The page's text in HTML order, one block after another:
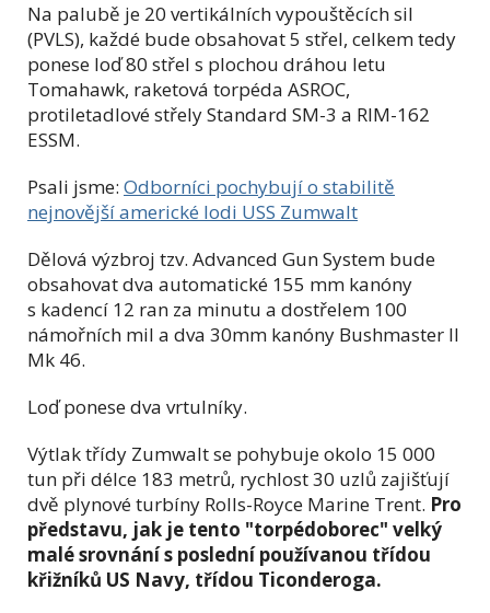
Na palubě je 20 vertikálních vypouštěcích sil
(PVLS), každé bude obsahovat 5 střel, celkem tedy
ponese loď 80 střel s plochou dráhou letu
Tomahawk, raketová torpéda ASROC,
protiletadlové střely Standard SM-3 a RIM-162
ESSM.
Psali jsme: Odborníci pochybují o stabilitě
nejnovější americké lodi USS Zumwalt
Dělová výzbroj tzv. Advanced Gun System bude
obsahovat dva automatické 155 mm kanóny
s kadencí 12 ran za minutu a dostřelem 100
námořních mil a dva 30mm kanóny Bushmaster II
Mk 46.
Loď ponese dva vrtulníky.
Výtlak třídy Zumwalt se pohybuje okolo 15 000
tun při délce 183 metrů, rychlost 30 uzlů zajišťují
dvě plynové turbíny Rolls-Royce Marine Trent. Pro
představu, jak je tento "torpédoborec" velký
malé srovnání s poslední používanou třídou
křižníků US Navy, třídou Ticonderoga.